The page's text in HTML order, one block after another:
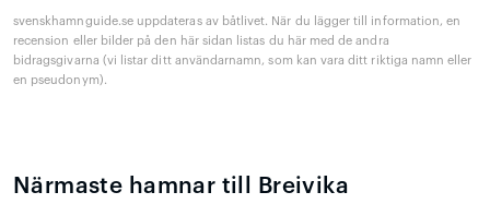
svenskhamnguide.se uppdateras av båtlivet. När du lägger till information, en
recension eller bilder på den här sidan listas du här med de andra
bidragsgivarna (vi listar ditt användarnamn, som kan vara ditt riktiga namn eller
en pseudonym).
Närmaste hamnar till Breivika